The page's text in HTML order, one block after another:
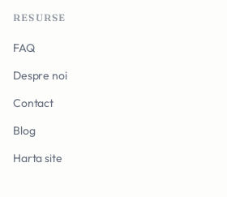
RESURSE
FAQ
Despre noi
Contact
Blog
Harta site